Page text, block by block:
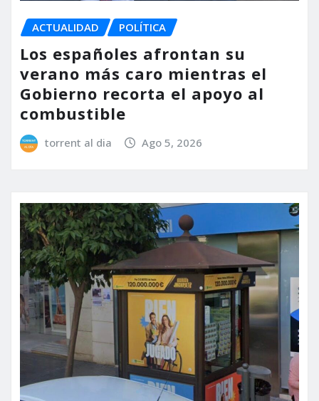
ACTUALIDAD POLÍTICA
Los españoles afrontan su
verano más caro mientras el
Gobierno recorta el apoyo al
combustible
torrent al dia Ago 5, 2026